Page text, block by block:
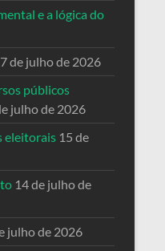
e a lógica do
de julho de 2026
públicos
julho de 2026
eleitorais 15 de
14 de julho de
julho de 2026